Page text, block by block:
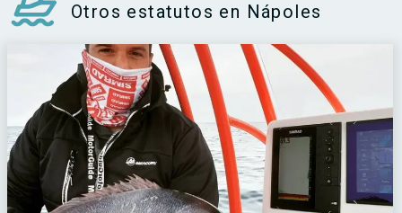
Otros estatutos en Nápoles